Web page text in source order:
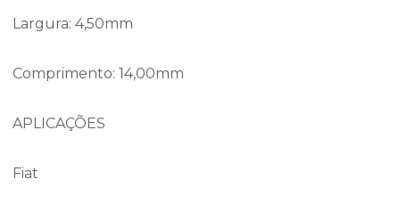
Largura: 4,50mm
Comprimento: 14,00mm
APLICAÇÕES
Fiat